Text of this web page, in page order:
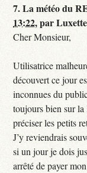
7.La météo du
13:22,parLuxette
Cher Monsieur,
Utilisatrice
découvert ce jour
inconnues du
toujours bien sur la
préciser les petits
J’y reviendrais
si un jour je dois
arrêté de payer